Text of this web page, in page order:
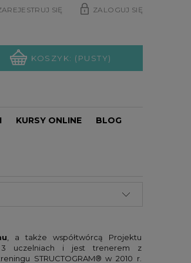
SIĘ ZALOGUJ SIĘ
KOSZYK: (PUSTY)
KURSY ONLINE BLOG
, a także współtwórcą Projektu
3 uczelniach i jest trenerem z
STRUCTOGRAM® w 2010 r.